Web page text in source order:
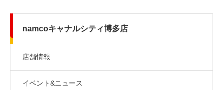
namcoキャナルシティ博多店
店舗情報
イベント&ニュース